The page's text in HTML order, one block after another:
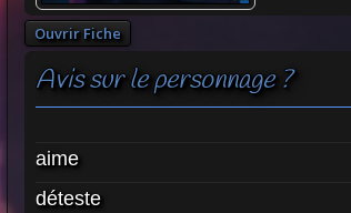
Ouvrir Fiche
Avis sur le personnage ?
aime
déteste